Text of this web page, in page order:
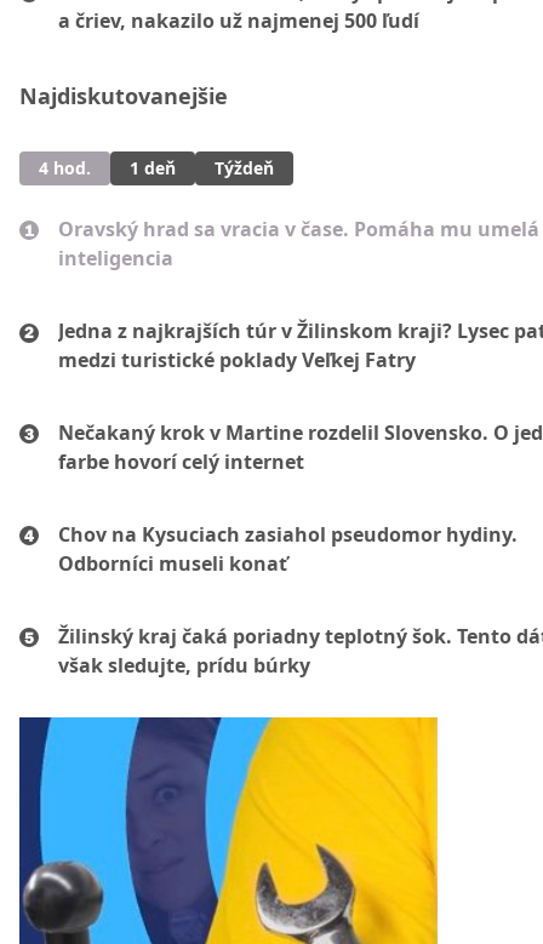
a čriev, nakazilo už najmenej 500 ľudí
Najdiskutovanejšie
4 hod. 1 deň Týždeň
Oravský hrad sa vracia v čase. Pomáha mu umelá
inteligencia
Jedna z najkrajších túr v Žilinskom kraji? Lysec
medzi turistické poklady Veľkej Fatry
Nečakaný krok v Martine rozdelil Slovensko. O
farbe hovorí celý internet
Chov na Kysuciach zasiahol pseudomor hydiny.
Odborníci museli konať
Žilinský kraj čaká poriadny teplotný šok. Tento
však sledujte, prídu búrky